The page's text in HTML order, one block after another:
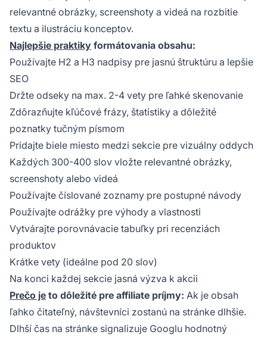
relevantné obrázky, screenshoty a videá na rozbitie
textu a ilustráciu konceptov.
Najlepšie praktiky formátovania obsahu:
Používajte H2 a H3 nadpisy pre jasnú štruktúru a lepšie
SEO
Držte odseky na max. 2-4 vety pre ľahké skenovanie
Zdôrazňujte kľúčové frázy, štatistiky a dôležité
poznatky tučným písmom
Pridajte biele miesto medzi sekcie pre vizuálny oddych
Každých 300-400 slov vložte relevantné obrázky,
screenshoty alebo videá
Používajte číslované zoznamy pre postupné návody
Používajte odrážky pre výhody a vlastnosti
Vytvárajte porovnávacie tabuľky pri recenziách
produktov
Krátke vety (ideálne pod 20 slov)
Na konci každej sekcie jasná výzva k akcii
Prečo je to dôležité pre affiliate príjmy: Ak je obsah
ľahko čitateľný, návštevníci zostanú na stránke dlhšie.
Dlhší čas na stránke signalizuje Googlu hodnotný